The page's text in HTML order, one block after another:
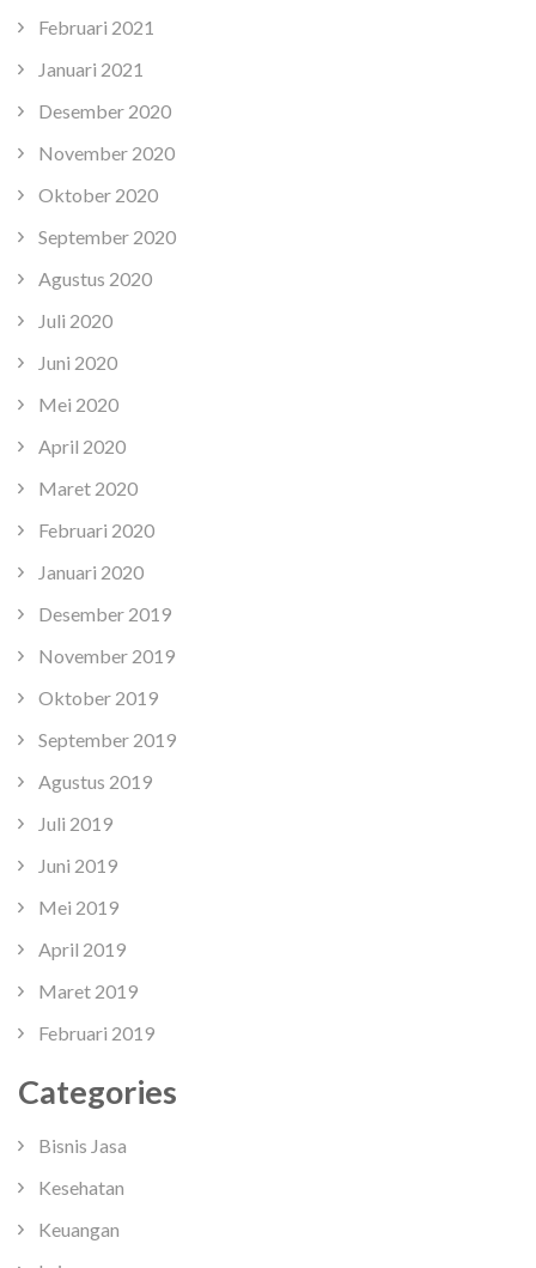
Februari 2021
Januari 2021
Desember 2020
November 2020
Oktober 2020
September 2020
Agustus 2020
Juli 2020
Juni 2020
Mei 2020
April 2020
Maret 2020
Februari 2020
Januari 2020
Desember 2019
November 2019
Oktober 2019
September 2019
Agustus 2019
Juli 2019
Juni 2019
Mei 2019
April 2019
Maret 2019
Februari 2019
Categories
Bisnis Jasa
Kesehatan
Keuangan